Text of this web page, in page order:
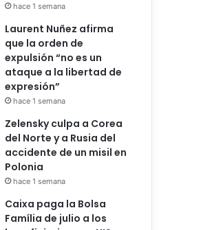
hace 1 semana
Laurent Nuñez afirma
que la orden de
expulsión “no es un
ataque a la libertad de
expresión”
hace 1 semana
Zelensky culpa a Corea
del Norte y a Rusia del
accidente de un misil en
Polonia
hace 1 semana
Caixa paga la Bolsa
Família de julio a los